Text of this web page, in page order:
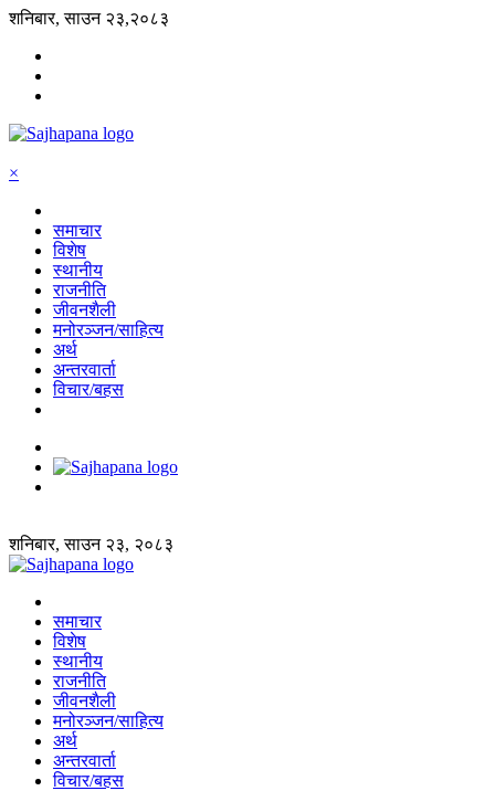
शनिबार, साउन २३,२०८३
×
समाचार
विशेष
स्थानीय
राजनीति
जीवनशैली
मनोरञ्जन/साहित्य
अर्थ
अन्तरवार्ता
विचार/बहस
शनिबार, साउन २३, २०८३
समाचार
विशेष
स्थानीय
राजनीति
जीवनशैली
मनोरञ्जन/साहित्य
अर्थ
अन्तरवार्ता
विचार/बहस